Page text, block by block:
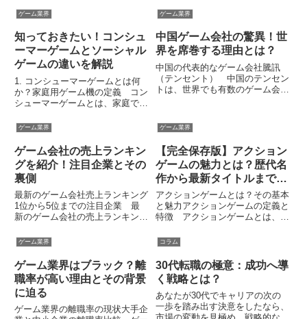
め、16の性格タイプのユニーク
な特徴を探りましょう。このガイ
ドは、MBTIの基本から診断の受
け方、性格の活用までを網羅。
診...
Is）と理想的な状態（To Be）を
比較することで、課題を明確化
し、具体的な改善策を導き...
ゲーム業界
知っておきたい！コンシュ
ーマーゲームとソーシャル
ゲームの違いを解説
1. コンシューマーゲームとは何
か？家庭用ゲーム機の定義 コン
シューマーゲームとは、家庭で楽
ム機でプレイするゲームを指しま
す。この「ゲーム機」というの
は、アーケードゲーム機やスマー
トフォン、PCのような汎用端
末...
ゲーム業界
中国ゲーム会社の驚異！世
界を席巻する理由とは？
中国の代表的なゲーム会社騰訊
（テンセント） 中国のテンセン
トは、世界でも有数のゲーム会社
深センで設立され、当初は主にメ
ッセンジャーサービスを提供して
いましたが、後にゲーム開発と
プ...
ゲーム業界
ゲーム会社の売上ランキン
グを紹介！注目企業とその
裏側
最新のゲーム会社売上ランキング
1位から5位までの注目企業 最
新のゲーム会社の売上ランキング
圧倒的な1位となっています。そ
の売上高は3兆5385億円であり、
代表的なタイトル「プレイステー
ション」シリーズを中心に、...
ゲーム業界
【完全保存版】アクション
ゲームの魅力とは？歴代名
作から最新タイトルまで徹
底紹介！
アクションゲームとは？その基本
と魅力アクションゲームの定義と
特徴 アクションゲームとは、プ
ーを操作し、勝敗や得点を競うジ
ャンルのことを指します。このジ
ャンルでは直感的な操作が求めら
れ、タイミングやスピードがゲ
ー...
ゲーム業界
ゲーム業界はブラック？離
職率が高い理由とその背景
に迫る
ゲーム業界の離職率の現状大手企
コラム
30代転職の極意：成功へ導
く戦略とは？
あなたが30代でキャリアの次の
一歩を踏み出す決意をしたなら、